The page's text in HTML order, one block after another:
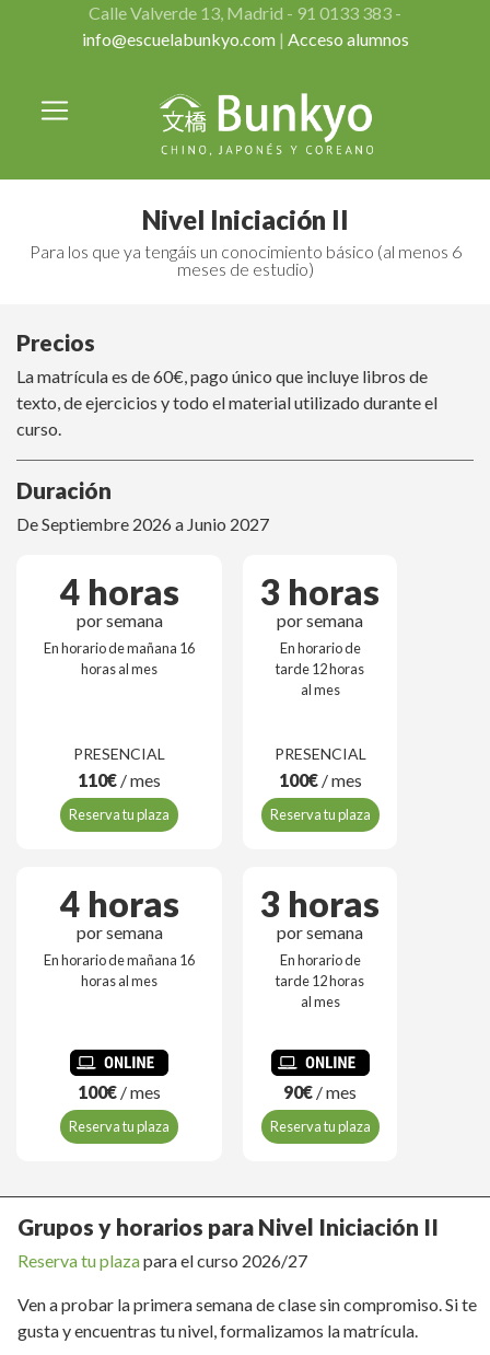
Calle Valverde 13, Madrid - 91 0133 383 -
info@escuelabunkyo.com| Acceso alumnos
Nivel Iniciación II
Para los que ya tengáis un conocimiento básico (al menos 6
meses de estudio)
Precios
La matrícula es de 60€, pago único que incluye libros de
texto, de ejercicios y todo el material utilizado durante el
curso.
Duración
De Septiembre 2026 a Junio 2027
4 horas
por semana
En horario de mañana 16
horas al mes
PRESENCIAL
110€ / mes
Reserva tu plaza
3 horas
por semana
En horario de
tarde 12 horas
al mes
PRESENCIAL
100€/ mes
Reserva tu plaza
4 horas
por semana
En horario de mañana 16
horas al mes
100€ / mes
Reserva tu plaza
3 horas
por semana
En horario de
tarde 12 horas
al mes
90€ / mes
Reserva tu plaza
Grupos y horarios para Nivel Iniciación II
Reserva tu plazapara el curso 2026/27
Ven a probar la primera semana de clase sin compromiso. Si te
gusta y encuentras tu nivel, formalizamos la matrícula.